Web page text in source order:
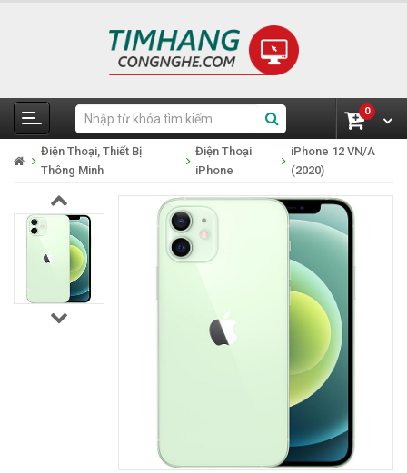
0
Điện Thoại, Thiết Bị
Thông Minh
Điện Thoại
iPhone
iPhone 12 VN/A
(2020)